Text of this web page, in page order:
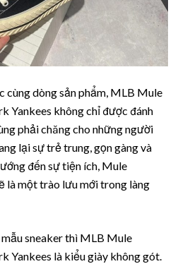
cùng dòng sản phẩm, MLB Mule
Yankees không chỉ được đánh
phải chăng cho những người
lại sự trẻ trung, gọn gàng và
đến sự tiện ích, Mule
là một trào lưu mới trong làng
sneaker thì MLB Mule
Yankees là kiểu giày không gót.